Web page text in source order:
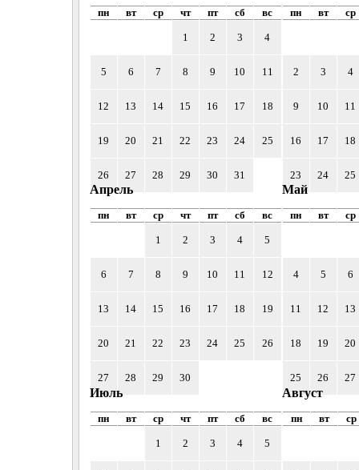
пн вт ср чт пт сб вс
1 2 3 4
5 6 7 8 9 10 11
12 13 14 15 16 17 18
19 20 21 22 23 24 25
26 27 28 29 30 31
пн вт ср
2 3 4
9 10 11
16 17 18
23 24 25
Апрель
пн вт ср чт пт сб вс
1 2 3 4 5
6 7 8 9 10 11 12
13 14 15 16 17 18 19
20 21 22 23 24 25 26
27 28 29 30
Май
пн вт ср
4 5 6
11 12 13
18 19 20
25 26 27
Июль
пн вт ср чт пт сб вс
1 2 3 4 5
Август
пн вт ср